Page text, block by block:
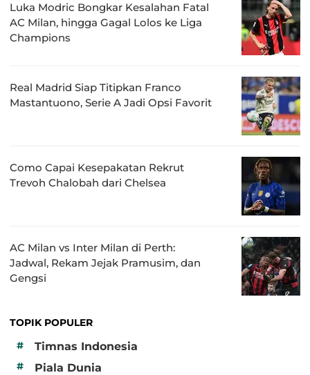
Luka Modric Bongkar Kesalahan Fatal
AC Milan, hingga Gagal Lolos ke Liga
Champions
Real Madrid Siap Titipkan Franco
Mastantuono, Serie A Jadi Opsi Favorit
Como Capai Kesepakatan Rekrut
Trevoh Chalobah dari Chelsea
AC Milan vs Inter Milan di Perth:
Jadwal, Rekam Jejak Pramusim, dan
Gengsi
TOPIK POPULER
#
Timnas Indonesia
# Piala Dunia